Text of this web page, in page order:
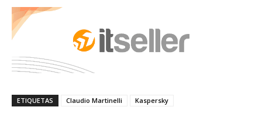
ETIQUETAS Claudio Martinelli Kaspersky